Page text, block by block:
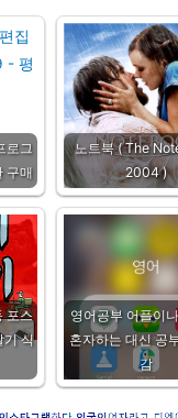
로그
구매
노트북 ( The
2004 )
포스
기 식
영어공부 어플이
혼자하는 대신 공
감